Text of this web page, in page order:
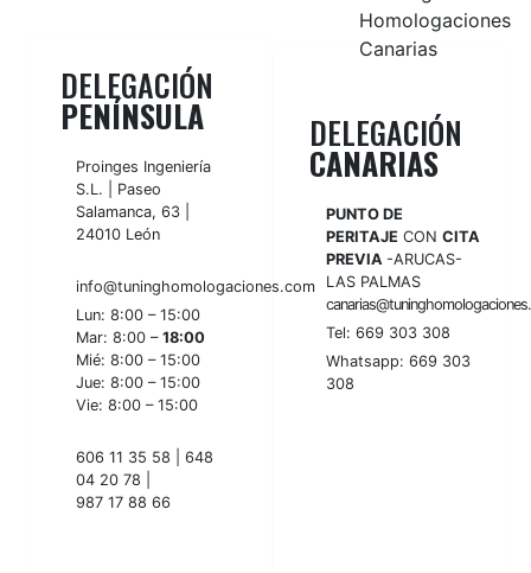
DELEGACIÓN
PENÍNSULA
Proinges Ingeniería
S.L. | Paseo
Salamanca, 63 |
24010 León
info@tuninghomologaciones.com
Lun: 8:00 – 15:00
Mar: 8:00 –18:00
Mié: 8:00 – 15:00
Jue: 8:00 – 15:00
Vie: 8:00 – 15:00
606 11 35 58 |648
04 20 78
987 17 88 66
DELEGACIÓN
CANARIAS
PUNTO DE
PERITAJE CON CITA
PREVIA -ARUCAS-
LAS PALMAS
Tel: 669 303 308
Whatsapp: 669 303
308